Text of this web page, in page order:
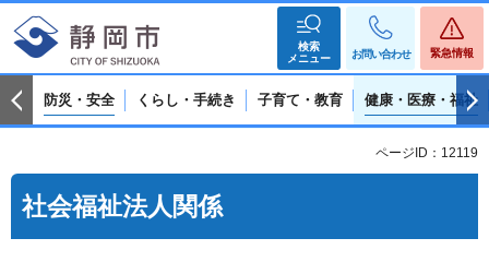
検索
メニュー
お問い合わせ 緊急情報
防災・安全 くらし・手続き 子育て・教育 健康・医療・福祉
ページID：12119
社会福祉法人関係